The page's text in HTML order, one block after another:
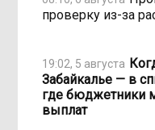
проверку из-за
19:02, 5 августа
Забайкалье — в
где бюджетники
выплат